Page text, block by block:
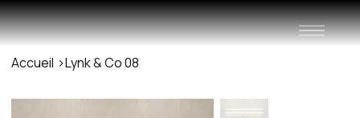
Accueil >Lynk & Co 08